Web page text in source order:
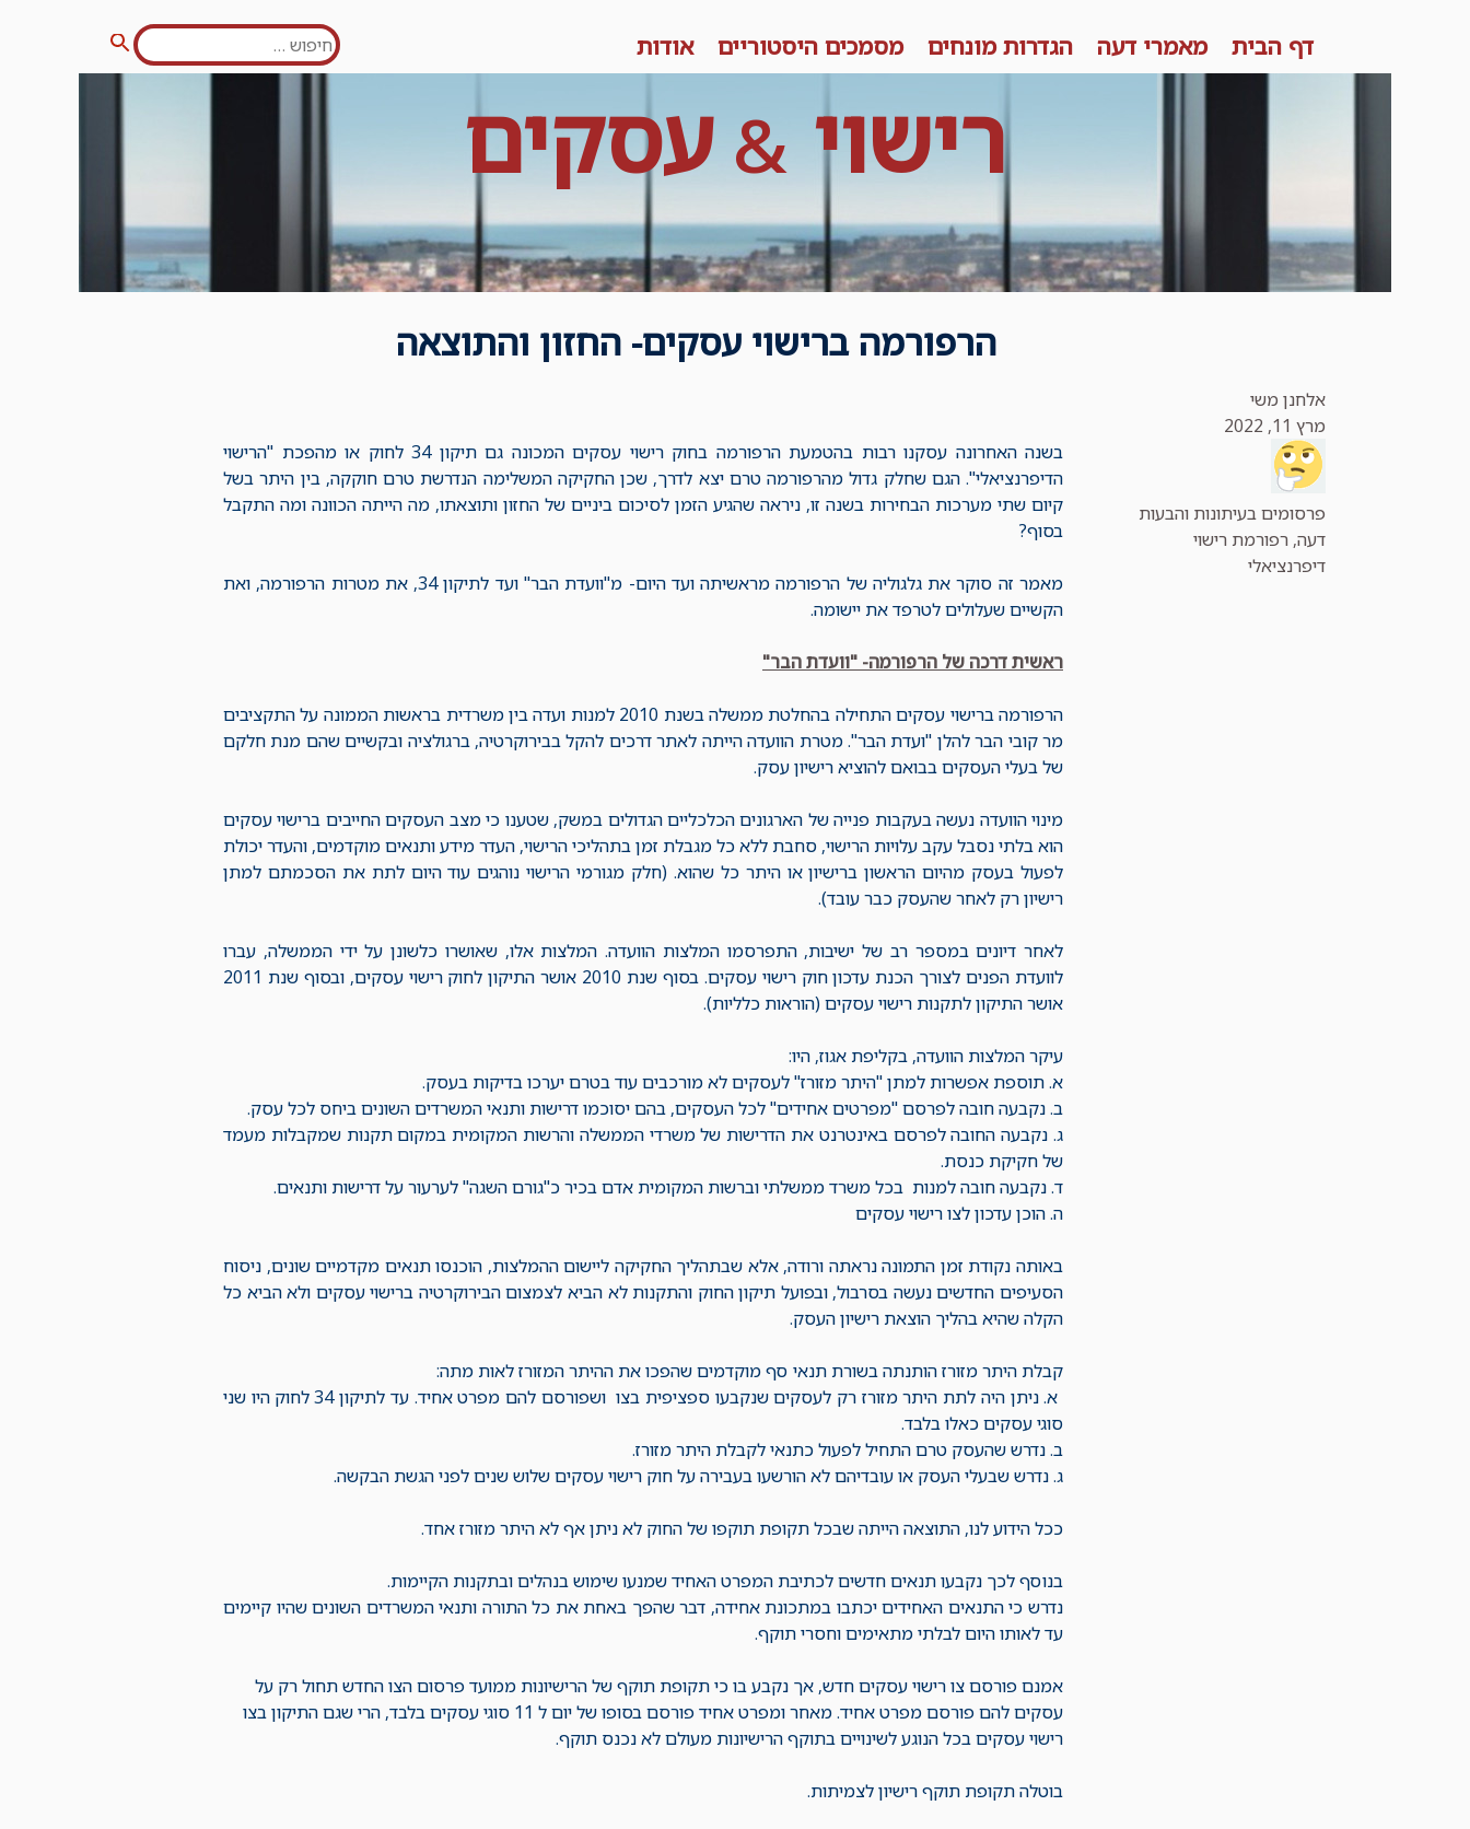
חפש:
חיפוש דף הבית מאמרי דעה הגדרות מונחים מסמכים היסטוריים אודות
רישוי&עסקים
הרפורמה ברישוי עסקים- החזון והתוצאה
אלחנן משי
מרץ 11, 2022
קטגוריות
פרסומים בעיתונות והבעות
דעה, רפורמת רישוי
דיפרנציאלי
בשנה האחרונה עסקנו רבות בהטמעת הרפורמה בחוק רישוי עסקים המכונה גם תיקון 34 לחוק או מהפכת "הרישוי
הדיפרנציאלי". הגם שחלק גדול מהרפורמה טרם יצא לדרך, שכן החקיקה המשלימה הנדרשת טרם חוקקה, בין היתר בשל
קיום שתי מערכות הבחירות בשנה זו, ניראה שהגיע הזמן לסיכום ביניים של החזון ותוצאתו, מה הייתה הכוונה ומה התקבל
בסוף?
מאמר זה סוקר את גלגוליה של הרפורמה מראשיתה ועד היום- מ"וועדת הבר" ועד לתיקון 34, את מטרות הרפורמה, ואת
הקשיים שעלולים לטרפד את יישומה.
ראשית דרכה של הרפורמה- "וועדת הבר"
הרפורמה ברישוי עסקים התחילה בהחלטת ממשלה בשנת 2010 למנות ועדה בין משרדית בראשות הממונה על התקציבים
מר קובי הבר להלן "ועדת הבר". מטרת הוועדה הייתה לאתר דרכים להקל בבירוקרטיה, ברגולציה ובקשיים שהם מנת חלקם
של בעלי העסקים בבואם להוציא רישיון עסק.
מינוי הוועדה נעשה בעקבות פנייה של הארגונים הכלכליים הגדולים במשק, שטענו כי מצב העסקים החייבים ברישוי עסקים
הוא בלתי נסבל עקב עלויות הרישוי, סחבת ללא כל מגבלת זמן בתהליכי הרישוי, העדר מידע ותנאים מוקדמים, והעדר יכולת
לפעול בעסק מהיום הראשון ברישיון או היתר כל שהוא. (חלק מגורמי הרישוי נוהגים עוד היום לתת את הסכמתם למתן
רישיון רק לאחר שהעסק כבר עובד).
לאחר דיונים במספר רב של ישיבות, התפרסמו המלצות הוועדה. המלצות אלו, שאושרו כלשונן על ידי הממשלה, עברו
לוועדת הפנים לצורך הכנת עדכון חוק רישוי עסקים. בסוף שנת 2010 אושר התיקון לחוק רישוי עסקים, ובסוף שנת 2011
אושר התיקון לתקנות רישוי עסקים (הוראות כלליות).
עיקר המלצות הוועדה, בקליפת אגוז, היו:
א. תוספת אפשרות למתן "היתר מזורז" לעסקים לא מורכבים עוד בטרם יערכו בדיקות בעסק.
ב. נקבעה חובה לפרסם "מפרטים אחידים" לכל העסקים, בהם יסוכמו דרישות ותנאי המשרדים השונים ביחס לכל עסק.
ג. נקבעה החובה לפרסם באינטרנט את הדרישות של משרדי הממשלה והרשות המקומית במקום תקנות שמקבלות מעמד
של חקיקת כנסת.
ד. נקבעה חובה למנות בכל משרד ממשלתי וברשות המקומית אדם בכיר כ"גורם השגה" לערעור על דרישות ותנאים.
ה. הוכן עדכון לצו רישוי עסקים
באותה נקודת זמן התמונה נראתה ורודה, אלא שבתהליך החקיקה ליישום ההמלצות, הוכנסו תנאים מקדמיים שונים, ניסוח
הסעיפים החדשים נעשה בסרבול, ובפועל תיקון החוק והתקנות לא הביא לצמצום הבירוקרטיה ברישוי עסקים ולא הביא כל
הקלה שהיא בהליך הוצאת רישיון העסק.
קבלת היתר מזורז הותנתה בשורת תנאי סף מוקדמים שהפכו את ההיתר המזורז לאות מתה:
א. ניתן היה לתת היתר מזורז רק לעסקים שנקבעו ספציפית בצו ושפורסם להם מפרט אחיד. עד לתיקון 34 לחוק היו שני
סוגי עסקים כאלו בלבד.
ב. נדרש שהעסק טרם התחיל לפעול כתנאי לקבלת היתר מזורז.
ג. נדרש שבעלי העסק או עובדיהם לא הורשעו בעבירה על חוק רישוי עסקים שלוש שנים לפני הגשת הבקשה.
ככל הידוע לנו, התוצאה הייתה שבכל תקופת תוקפו של החוק לא ניתן אף לא היתר מזורז אחד.
בנוסף לכך נקבעו תנאים חדשים לכתיבת המפרט האחיד שמנעו שימוש בנהלים ובתקנות הקיימות.
נדרש כי התנאים האחידים יכתבו במתכונת אחידה, דבר שהפך באחת את כל התורה ותנאי המשרדים השונים שהיו קיימים
עד לאותו היום לבלתי מתאימים וחסרי תוקף.
אמנם פורסם צו רישוי עסקים חדש, אך נקבע בו כי תקופת תוקף של הרישיונות ממועד פרסום הצו החדש תחול רק על
עסקים להם פורסם מפרט אחיד. מאחר ומפרט אחיד פורסם בסופו של יום ל 11 סוגי עסקים בלבד, הרי שגם התיקון בצו
רישוי עסקים בכל הנוגע לשינויים בתוקף הרישיונות מעולם לא נכנס תוקף.
בוטלה תקופת תוקף רישיון לצמיתות.